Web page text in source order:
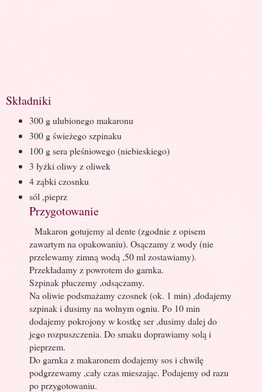
Składniki
300 g ulubionego makaronu
300 g świeżego szpinaku
100 g sera pleśniowego (niebieskiego)
3 łyżki oliwy z oliwek
4 ząbki czosnku
sól ,pieprz
Przygotowanie
Makaron gotujemy al dente (zgodnie z opisem
zawartym na opakowaniu). Osączamy z wody (nie
przelewamy zimną wodą ,50 ml zostawiamy).
Przekładamy z powrotem do garnka.
Szpinak płuczemy ,odsączamy.
Na oliwie podsmażamy czosnek (ok. 1 min) ,dodajemy
szpinak i dusimy na wolnym ogniu. Po 10 min
dodajemy pokrojony w kostkę ser ,dusimy dalej do
jego rozpuszczenia. Do smaku doprawiamy solą i
pieprzem.
Do garnka z makaronem dodajemy sos i chwilę
podgrzewamy ,cały czas mieszając. Podajemy od razu
po przygotowaniu.